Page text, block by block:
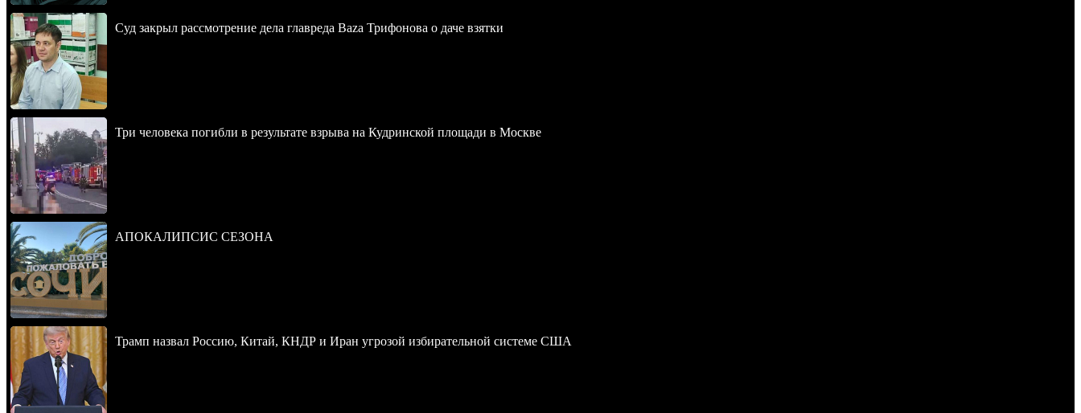
Суд закрыл рассмотрение дела главреда Baza Трифонова о даче взятки
Три человека погибли в результате взрыва на Кудринской площади в Москве
АПОКАЛИПСИС СЕЗОНА
Трамп назвал Россию, Китай, КНДР и Иран угрозой избирательной системе США